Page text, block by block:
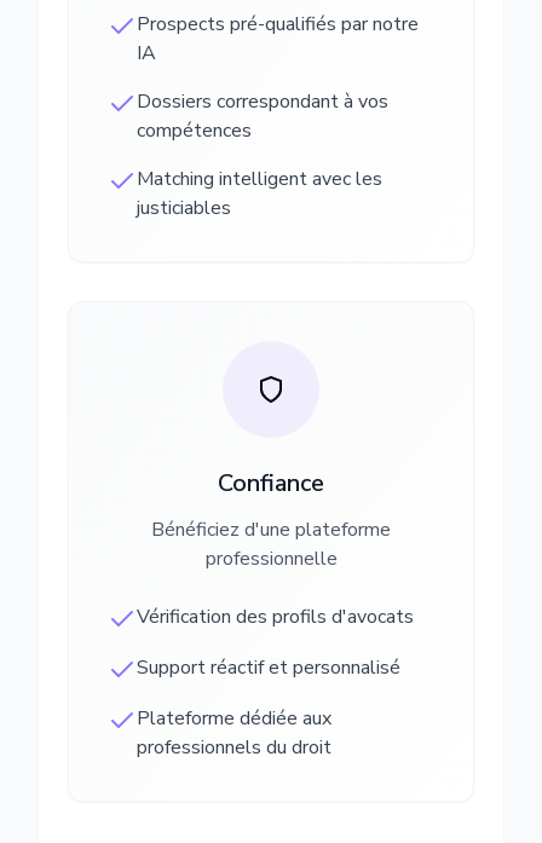
Prospects pré-qualifiés par notre
IA
Dossiers correspondant à vos
compétences
Matching intelligent avec les
justiciables
Confiance
Bénéficiez d'une plateforme
professionnelle
Vérification des profils d'avocats
Support réactif et personnalisé
Plateforme dédiée aux
professionnels du droit